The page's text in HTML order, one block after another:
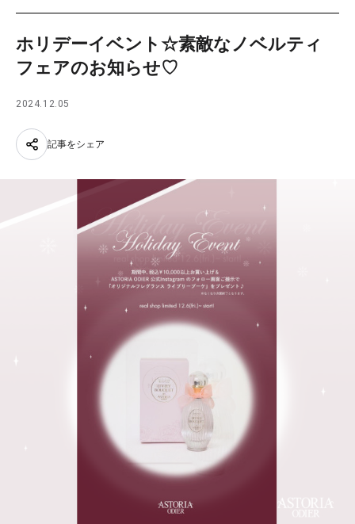
ホリデーイベント☆素敵なノベルティ
フェアのお知らせ♡
2024.12.05
記事をシェア